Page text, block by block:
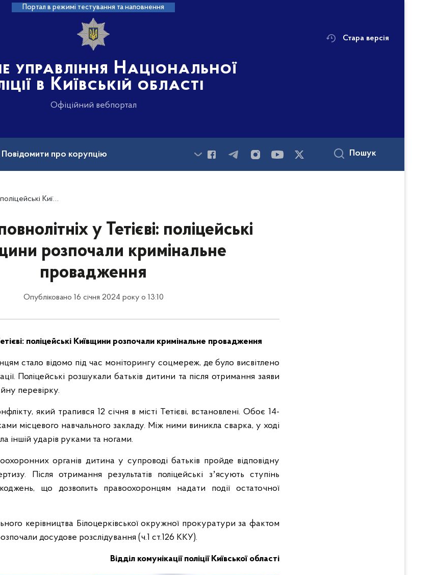
Портал в режимі тестування та наповнення
управління Національної
в Київській області
Офіційний вебпортал
Стара версія
Повідомити про корупцію Пошук
кримінальне провадження
у Тетієві: поліцейські
розпочали кримінальне
провадження
Опубліковано 16 січня 2024 року о 13:10
поліцейські Київщини розпочали кримінальне провадження
стало відомо під час моніторингу соцмереж, де було висвітлено
Поліцейські розшукали батьків дитини та після отримання заяви
перевірку.
який трапився 12 січня в місті Тетієві, встановлені. Обоє 14-
місцевого навчального закладу. Між ними виникла сварка, у ході
іншій ударів руками та ногами.
органів дитина у супроводі батьків пройде відповідну
Після отримання результатів поліцейські зʼясують ступінь
що дозволить правоохоронцям надати події остаточної
керівництва Білоцерківської окружної прокуратури за фактом
досудове розслідування (ч.1 ст.126 ККУ).
Відділ комунікації поліції Київської області